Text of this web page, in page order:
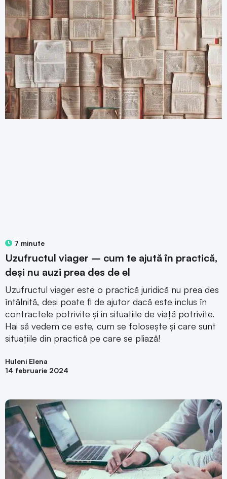
7 minute
Uzufructul viager – cum te ajută în practică,
deși nu auzi prea des de el
Uzufructul viager este o practică juridică nu prea des
întâlnită, deși poate fi de ajutor dacă este inclus în
contractele potrivite și in situațiile de viață potrivite.
Hai să vedem ce este, cum se folosește și care sunt
situațiile din practică pe care se pliază!
Huleni Elena
14 februarie 2024